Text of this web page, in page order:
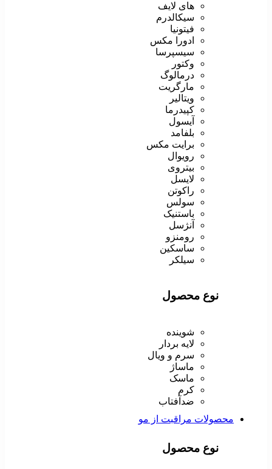
های لایف
سیکالدرم
فیتونیا
ادورا مکس
سیسپرسا
وکتور
درمالوگ
مارگریت
ویتالیر
کپیدرما
آیسول
بلفامد
برایت مکس
رویوال
بیتروی
لایسل
راکوتن
سولس
باستنیک
آنژسل
رومنزو
ساسکین
سیلکر
نوع محصول
شوینده
لایه بردار
سرم و ویال
ماساژ
ماسک
کرم
ضدآفتاب
محصولات مراقبت از مو
نوع محصول